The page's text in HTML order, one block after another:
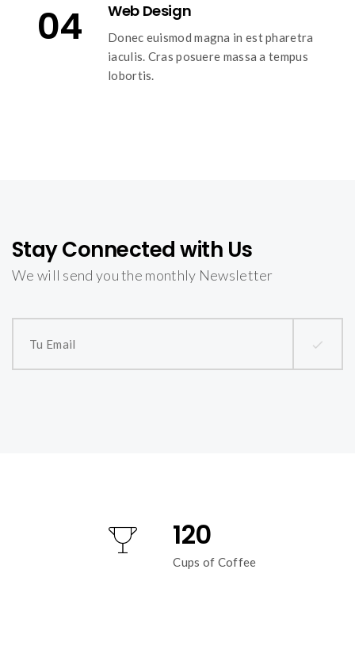
04 Web Design
Donec euismod magna in est pharetra
iaculis. Cras posuere massa a tempus
lobortis.
Stay Connected with Us
We will send you the monthly Newsletter
120
Cups of Coffee